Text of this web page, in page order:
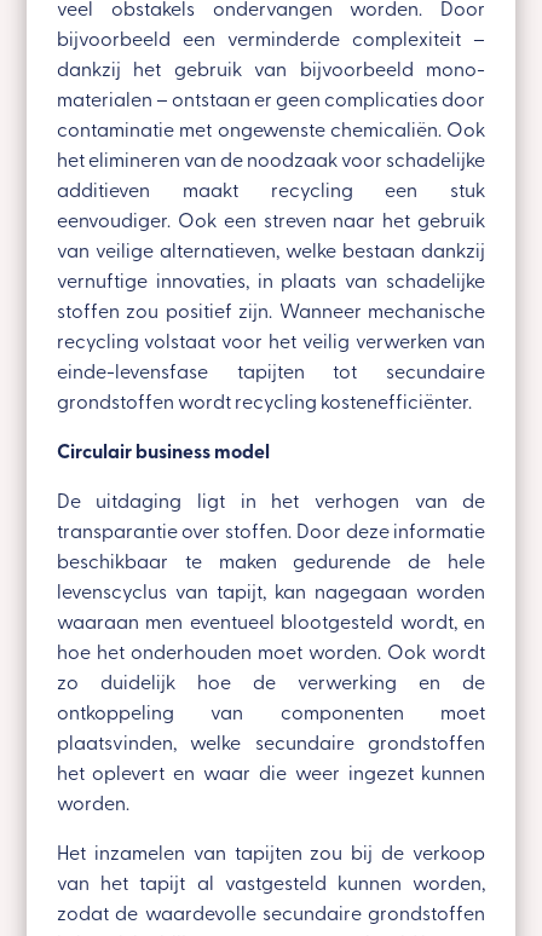
veel obstakels ondervangen worden. Door
bijvoorbeeld een verminderde complexiteit –
dankzij het gebruik van bijvoorbeeld mono-
materialen – ontstaan er geen complicaties door
contaminatie met ongewenste chemicaliën. Ook
het elimineren van de noodzaak voor schadelijke
additieven maakt recycling een stuk
eenvoudiger. Ook een streven naar het gebruik
van veilige alternatieven, welke bestaan dankzij
vernuftige innovaties, in plaats van schadelijke
stoffen zou positief zijn. Wanneer mechanische
recycling volstaat voor het veilig verwerken van
einde-levensfase tapijten tot secundaire
grondstoffen wordt recycling kostenefficiënter.
Circulair business model
De uitdaging ligt in het verhogen van de
transparantie over stoffen. Door deze informatie
beschikbaar te maken gedurende de hele
levenscyclus van tapijt, kan nagegaan worden
waaraan men eventueel blootgesteld wordt, en
hoe het onderhouden moet worden. Ook wordt
zo duidelijk hoe de verwerking en de
ontkoppeling van componenten moet
plaatsvinden, welke secundaire grondstoffen
het oplevert en waar die weer ingezet kunnen
worden.
Het inzamelen van tapijten zou bij de verkoop
van het tapijt al vastgesteld kunnen worden,
zodat de waardevolle secundaire grondstoffen